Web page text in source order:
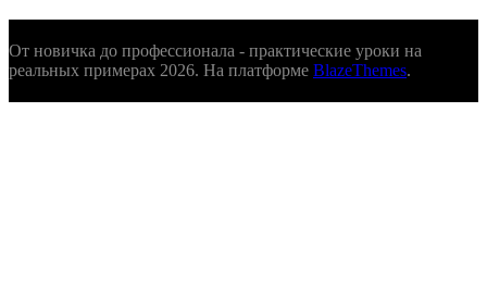
От новичка до профессионала - практические уроки на
реальных примерах 2026. На платформе BlazeThemes.